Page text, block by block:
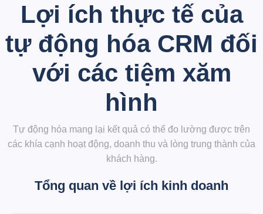
Lợi ích thực tế của
tự động hóa CRM đối
với các tiệm xăm
hình
Tự động hóa mang lại kết quả có thể đo lường được trên
các khía cạnh hoạt động, doanh thu và lòng trung thành của
khách hàng.
Tổng quan về lợi ích kinh doanh